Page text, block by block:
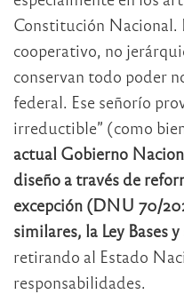
Constitución Nacional.
cooperativo, no
conservan todo poder
federal. Ese señorío
irreductible” (como
actual Gobierno
diseño a través de
excepción (DNU 70/
similares, la Ley Bases
retirando al Estado
responsabilidades.